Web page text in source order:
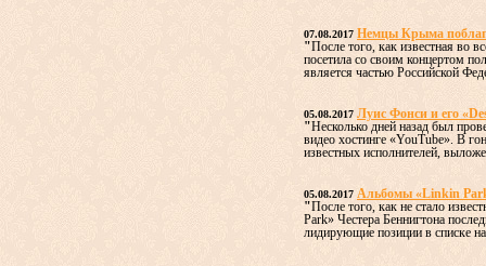
07.08.2017 Немцы Крыма
"После того, как известная во
посетила со своим концертом
является частью Российской
05.08.2017 Луис Фонси и его
"Несколько дней назад был
видео хостинге «YouTube». В
известных исполнителей,
05.08.2017 Альбомы «Linkin
"После того, как не стало
Park» Честера Беннигтона
лидирующие позиции в списке